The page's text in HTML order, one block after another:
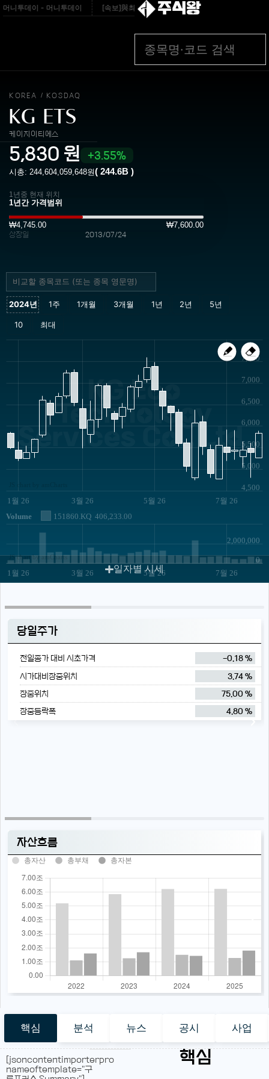
니투데이 - 머니투데이 [속보]與최고위원 제주·인천 순회경선…박선원·최민희·
주식왕
KOREA / KOSDAQ
KG ETS
케이지이티에스
5,830 원 3.55%
시총: 244,604,059,648원( 244.6B )
1년중 현재 위치
₩4,745.00 ₩7,600.00
상장일 2013/07/24
KG Eco
Technology
Services Co., Ltd.
1월 26 3월 26 5월 26 7월 26
4,500
5,000
5,500
6,000
6,500
7,000
7,500
Volume 151860.KQ 406,233.00
1월 26 3월 26 5월 26 7월 26
0
2,000,000
JS chart by amCharts
일자별 시세
당일주가
전일종가 대비 시초가격
-0.18 %
시가대비장중위치
3.74 %
장중위치
75.00 %
장중등락폭
4.80 %
자산흐름
총자산 총부채 총자본
핵심 분석 뉴스 공시 사업
핵심
[jsoncontentimporterpro
nameoftemplate="구